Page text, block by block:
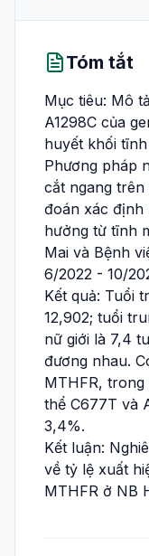
Tóm tắt
Mục tiêu: Mô
A1298C của
huyết khối
Phương pháp
cắt ngang
đoán xác định
hưởng từ tĩnh
Mai và Bệnh
6/2022 - 10/
Kết quả: Tuổi
12,902; tuổi
nữ giới là 7,4
đương nhau.
MTHFR,
thể C677T và
3,4%.
Kết luận:
về tỷ lệ xuất
MTHFR ở NB